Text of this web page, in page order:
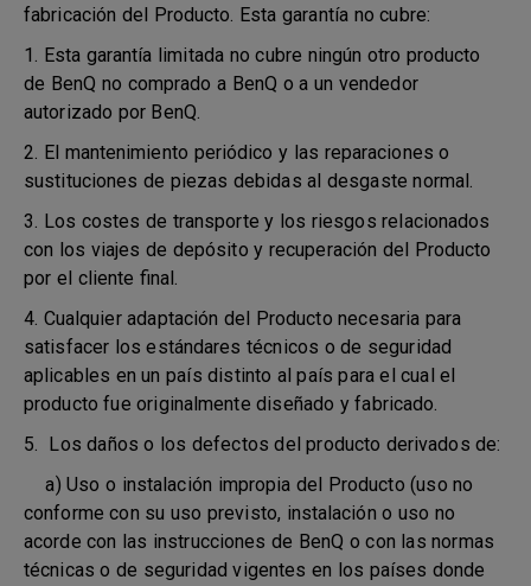
fabricación del Producto. Esta garantía no cubre:
1. Esta garantía limitada no cubre ningún otro producto
de BenQ no comprado a BenQ o a un vendedor
autorizado por BenQ.
2. El mantenimiento periódico y las reparaciones o
sustituciones de piezas debidas al desgaste normal.
3. Los costes de transporte y los riesgos relacionados
con los viajes de depósito y recuperación del Producto
por el cliente final.
4. Cualquier adaptación del Producto necesaria para
satisfacer los estándares técnicos o de seguridad
aplicables en un país distinto al país para el cual el
producto fue originalmente diseñado y fabricado.
5. Los daños o los defectos del producto derivados de:
a) Uso o instalación impropia del Producto (uso no
conforme con su uso previsto, instalación o uso no
acorde con las instrucciones de BenQ o con las normas
técnicas o de seguridad vigentes en los países donde